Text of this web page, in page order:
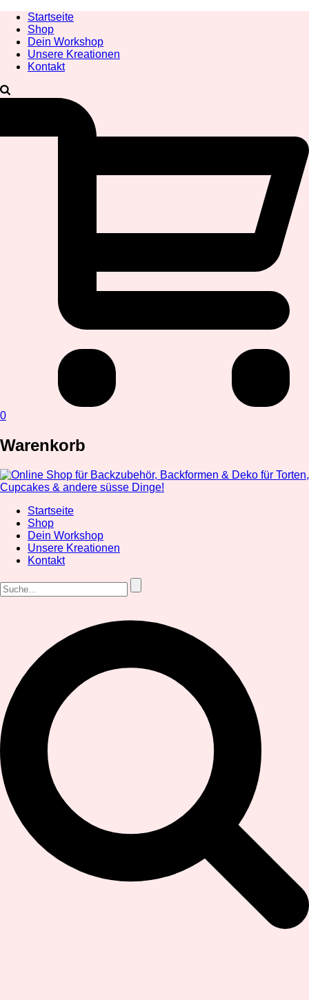
Startseite
Shop
Dein Workshop
Unsere Kreationen
Kontakt
0
Warenkorb
Startseite
Shop
Dein Workshop
Unsere Kreationen
Kontakt